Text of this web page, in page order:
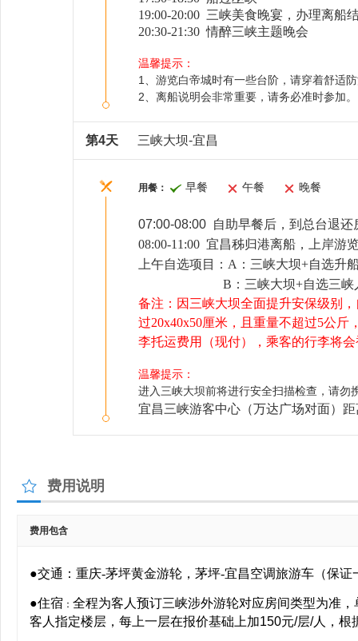
19:00-20:00 三峡美食晚宴，办理离船
20:30-21 :30 情醉三峡主题晚会
温馨提示：
1、游览白帝城时有一些台阶，请穿着舒适
2、离船说明会非常重要，请务必准时参加
第4天 三峡大坝-宜昌
用餐： 早餐 午餐 晚餐
07:00-08:00 自助早餐后 ， 到总台退还
08:00-11:00 宜昌秭归港离船，上岸游
上午自选项目：A：三峡大坝+自选升
B：三峡大坝+自选三峡
备注 ：因三峡大坝全面提升安保级别
过20x40x50厘米，且重量不超过5公
李托运费用（现付），乘客的行李将
温馨提示：
进入三峡大坝前将进行安全扫描检查，请
宜昌三峡游客中心（万达广场对面）
费用说明
费用包含
●交通：重庆-茅坪黄金游轮，茅坪-宜昌空调旅游车（保证
●住宿 ： 全程为客人预订三峡涉外游轮对应房间类型为准
客人指定楼层，每上一层在报价基础上加150元/层/人，